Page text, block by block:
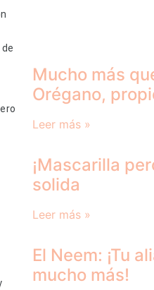
Mucho más
Orégano,
Leer más »
¡Mascarilla
solida
Leer más »
El Neem: ¡Tu
mucho más!